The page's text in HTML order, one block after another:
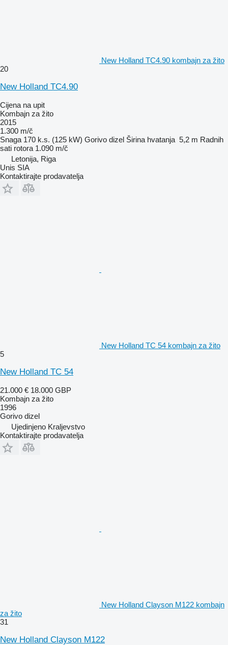
New Holland TC4.90 kombajn za žito
20
New Holland TC4.90
Cijena na upit
Kombajn za žito
2015
1.300 m/č
Snaga 170 k.s. (125 kW) Gorivo dizel Širina hvatanja 5,2 m Radnih
sati rotora 1.090 m/č
Letonija, Riga
Unis SIA
Kontaktirajte prodavatelja
New Holland TC 54 kombajn za žito
5
New Holland TC 54
21.000 € 18.000 GBP
Kombajn za žito
1996
Gorivo dizel
Ujedinjeno Kraljevstvo
Kontaktirajte prodavatelja
New Holland Clayson M122 kombajn
za žito
31
New Holland Clayson M122